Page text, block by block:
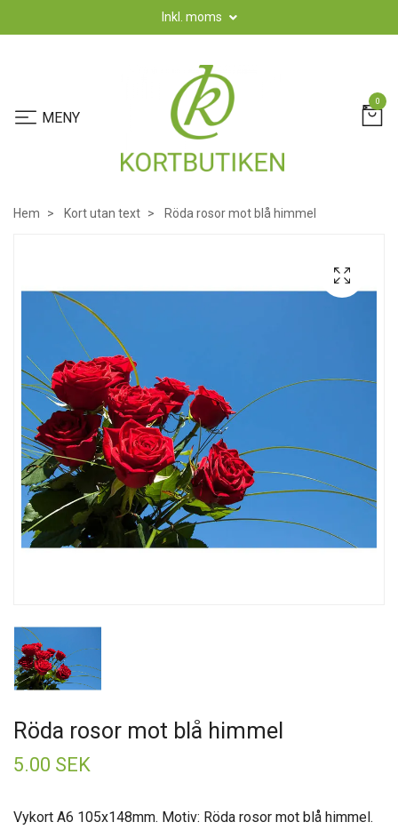
Inkl. moms
0
Hem Kort utan text Röda rosor mot blå himmel
Röda rosor mot blå himmel
5.00 SEK
Vykort A6 105x148mm. Motiv: Röda rosor mot blå himmel.